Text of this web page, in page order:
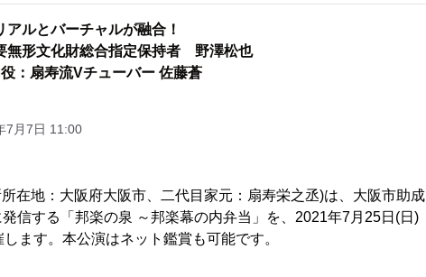
アルとバーチャルが融合！
無形文化財総合指定保持者 野澤松也
：扇寿流Vチューバー 佐藤蒼
7月7日 11:00
在地：大阪府大阪市、二代目家元：扇寿栄之丞)は、大阪市助成
信する「邦楽の泉 ～邦楽幕の内弁当」を、2021年7月25日(日)
ます。本公演はネット鑑賞も可能です。